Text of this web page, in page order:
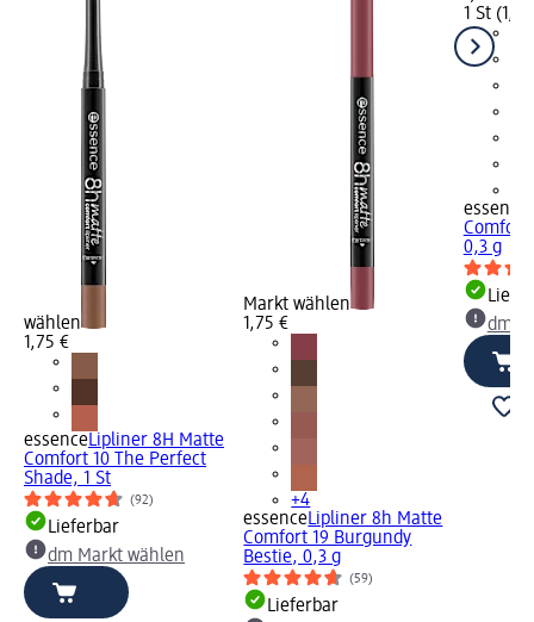
wählen
1,75 €
essenceLipliner 8H Matte
Comfort 10 The Perfect
Shade, 1 St
(92)
Lieferbar
dm Markt wählen
Markt wählen
1,75 €
+4
essenceLipliner 8h Matte
Comfort 19 Burgundy
Bestie, 0,3 g
(59)
Lieferbar
1 St
essence
Comfort
0,3 g
dm